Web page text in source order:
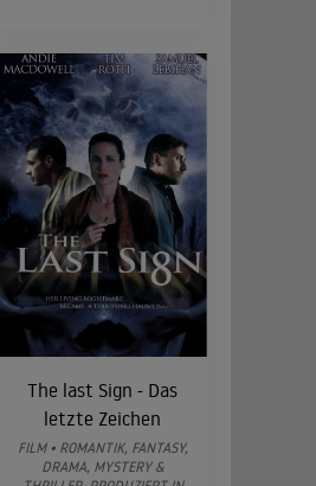
The last Sign - Das
letzte Zeichen
FILM • ROMANTIK, FANTASY,
DRAMA, MYSTERY &